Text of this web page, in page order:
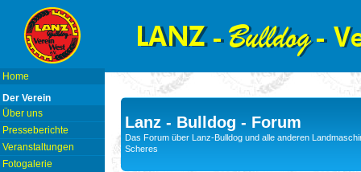
Home
Der Verein
Über uns
Presseberichte
Veranstaltungen
Fotogalerie
Lanz - Bulldog - Forum
Das Forum über Lanz-Bulldog und alle anderen
Scheres